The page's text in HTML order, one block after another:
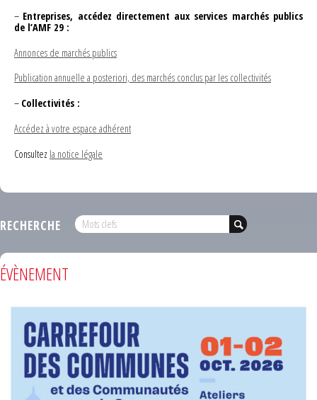
– Entreprises, accédez directement aux services marchés publics
de l’AMF 29 :
Annonces de marchés publics
Publication annuelle a posteriori, des marchés conclus par les collectivités
– Collectivités :
Accédez à votre espace adhérent
Consultez la notice légale
RECHERCHE
ÉVÈNEMENT